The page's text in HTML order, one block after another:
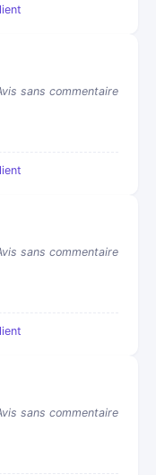
sans commentaire
sans commentaire
sans commentaire